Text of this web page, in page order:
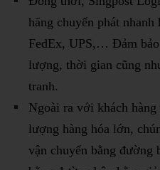
hãng chuyển phát
FedEx, UPS,… Đảm
lượng, thời gian cũng
tranh.
Ngoài ra với khách
lượng hàng hóa lớn,
vận chuyển bằng đường